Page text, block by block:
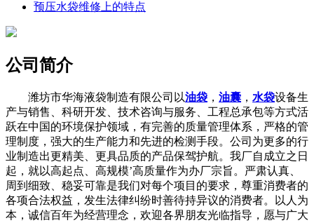
预压水袋维修上的特点
公司简介
潍坊市华海液袋制造有限公司以油袋 ， 油囊 ， 水袋设备生
产与销售、科研开发、技术咨询与服务、工程总承包等方式活
跃在中国的环境保护领域，有完善的质量管理体系，严格的管
理制度，强大的生产能力和先进的检测手段。公司为更多的行
业制造出更精美、更具品质的产品保驾护航。我厂自成立之日
起，就以高起点、高规模’高质量作为办厂宗旨。严肃认真、
周到细致、稳妥可靠是我们对每个项目的要求，尊重消费者的
各项合法权益，发生法律纠纷时善待持异议的消费者。以人为
本，诚信百年为经营理念，欢迎各界朋友光临指导，愿与广大